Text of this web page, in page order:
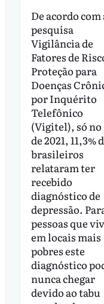
De acordo com
pesquisa
Vigilância de
Fatores de
Proteção para
Doenças
por Inquérito
Telefônico
(Vigitel), só no
de 2021, 11,3%
brasileiros
relataram ter
recebido
diagnóstico de
depressão.
pessoas que
em locais mais
pobres este
diagnóstico
nunca chegar
devido ao tabu